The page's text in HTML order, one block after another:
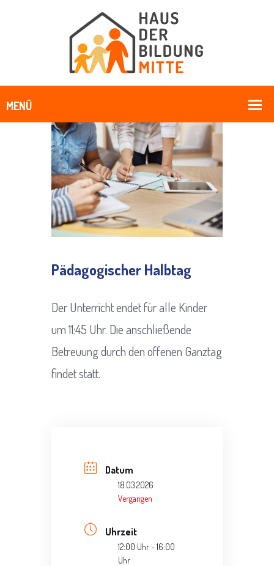
Pädagogischer Halbtag
Der Unterricht endet für alle Kinder
um 11:45 Uhr. Die anschließende
Betreuung durch den offenen Ganztag
findet statt.
Datum
18.03.2026
Vergangen
Uhrzeit
12:00 Uhr - 16:00
Uhr